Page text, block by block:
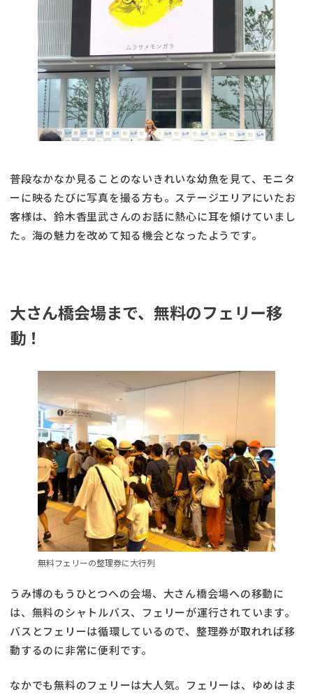
普段なかなか見ることのないきれいな幼魚を見て、モニタ
ーに映るたびに写真を撮る方も。ステージエリアにいたお
客様は、鈴木香里武さんのお話に熱心に耳を傾けていまし
た。海の魅力を改めて知る機会となったようです。
大さん橋会場まで、無料のフェリー移
動！
無料フェリーの整理券に大行列
うみ博のもうひとつへの会場、大さん橋会場への移動に
は、無料のシャトルバス、フェリーが運行されています。
バスとフェリーは循環しているので、整理券が取れれば移
動するのに非常に便利です。
なかでも無料のフェリーは大人気。フェリーは、ゆめはま